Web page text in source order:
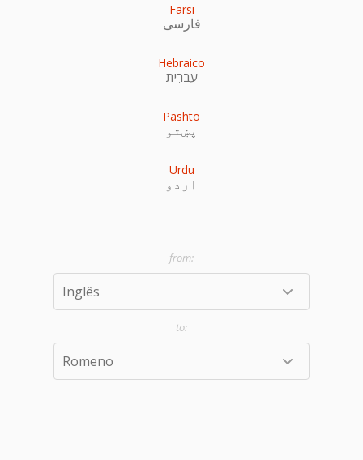
Farsi
فارسی
Hebraico
עִברִית
Pashto
پښتو
Urdu
اردو